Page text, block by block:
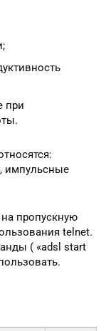
при
импульсные
пропускную
telnet.
( «adsl start